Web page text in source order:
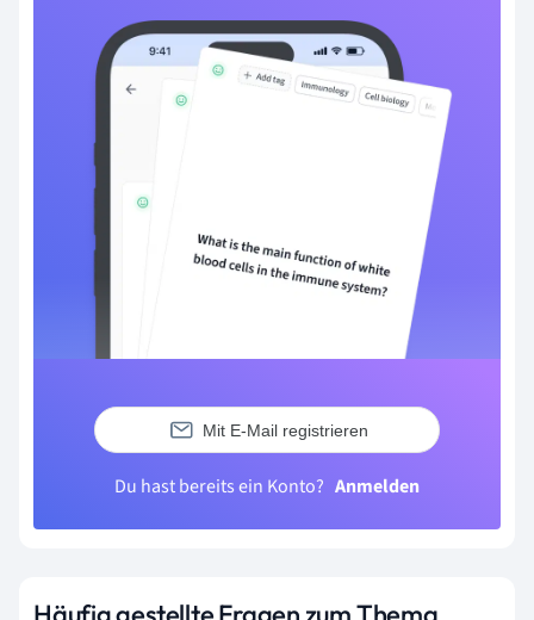
Mit E-Mail registrieren
Du hast bereits ein Konto? Anmelden